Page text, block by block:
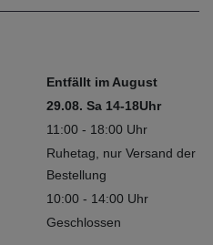
Entfällt im August
29.08. Sa 14-18Uhr
11:00 - 18:00 Uhr
Ruhetag, nur Versand der
Bestellung
10:00 - 14:00 Uhr
Geschlossen